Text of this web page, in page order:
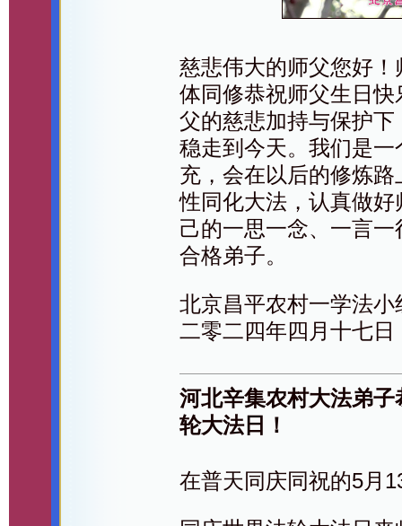
慈悲伟大的师父您好
体同修恭祝师父生日
父的慈悲加持与保护
稳走到今天。我们是
充，会在以后的修炼
性同化大法，认真做
己的一思一念、一言
合格弟子。
北京昌平农村一学法
二零二四年四月十七日
河北辛集农村大法弟
轮大法日！
在普天同庆同祝的5月